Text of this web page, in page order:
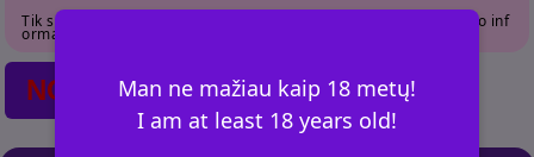
Man ne mažiau kaip 18 metų!
I am at least 18 years old!
Tik suaugusiems. Pries susisiekdami atidziai perziurekite profilio inf
ormacija.
NO POSTS FOUND